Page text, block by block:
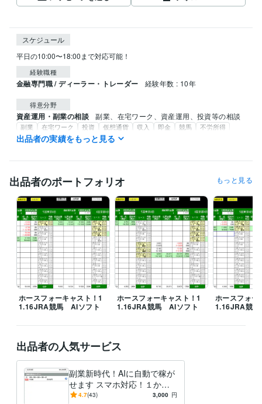
スケジュール
平日の10:00〜18:00まで対応可能！
経験職種
金融専門職 / ディーラー・トレーダー 経験年数 : 10年
得意分野
資産運用・副業の相談 副業、在宅ワーク、資産運用、投資等の相談
副業 在宅ワーク 投資 仮想通貨 収入 即金 競馬
不労所得
AIソフト
出品者の実績をもっと見る
出品者のポートフォリオ もっと見る
ホースフォーキャスト！1
1.16JRA競馬 AIソフト
ホースフォーキャスト！1
1.16JRA競馬 AIソフト
ホースフォー
1.16JRA競
出品者の人気サービス
副業新時代！AIに自動で稼が
せます スマホ対応！１か月
（４週）プラン創設
4.7(43) 3,000 円